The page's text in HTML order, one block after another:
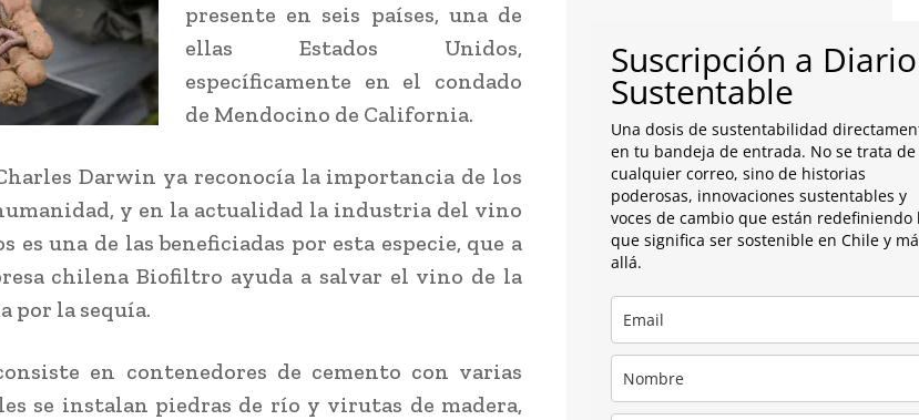
presente en seis países, una de
ellas Estados Unidos,
específicamente en el condado
de Mendocino de California.
Darwin ya reconocía la importancia de los
y en la actualidad la industria del vino
es una de las beneficiadas por esta especie, que a
chilena Biofiltro ayuda a salvar el vino de la
por la sequía.
en contenedores de cemento con varias
se instalan piedras de río y virutas de madera,
Suscripción a Diario
Sustentable
Una dosis de sustentabilidad
en tu bandeja de entrada. No se trata de
cualquier correo, sino de historias
poderosas, innovaciones sustentables y
voces de cambio que están redefiniendo
que significa ser sostenible en Chile y
allá.